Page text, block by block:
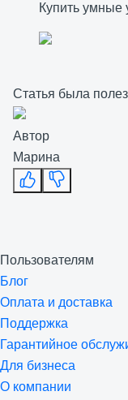
Купить умные
Статья была
Автор
Марина
Пользователям
Блог
Оплата и доставка
Поддержка
Гарантийное
Для бизнеса
О компании